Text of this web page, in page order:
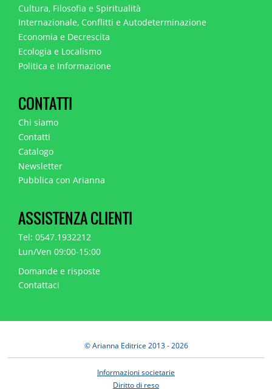
Cultura, Filosofia e Spiritualità
Internazionale, Conflitti e Autodeterminazione
Economia e Decrescita
Ecologia e Localismo
Politica e Informazione
CONTATTI
Chi siamo
Contatti
Catalogo
Newsletter
Pubblica con Arianna
ASSISTENZA CLIENTI
Tel: 0547.1932212
Lun/Ven 09:00-15:00
Domande e risposte
Contattaci
© Arianna Editrice 2013 - 2026
Informazioni societarie
Diritto di reso